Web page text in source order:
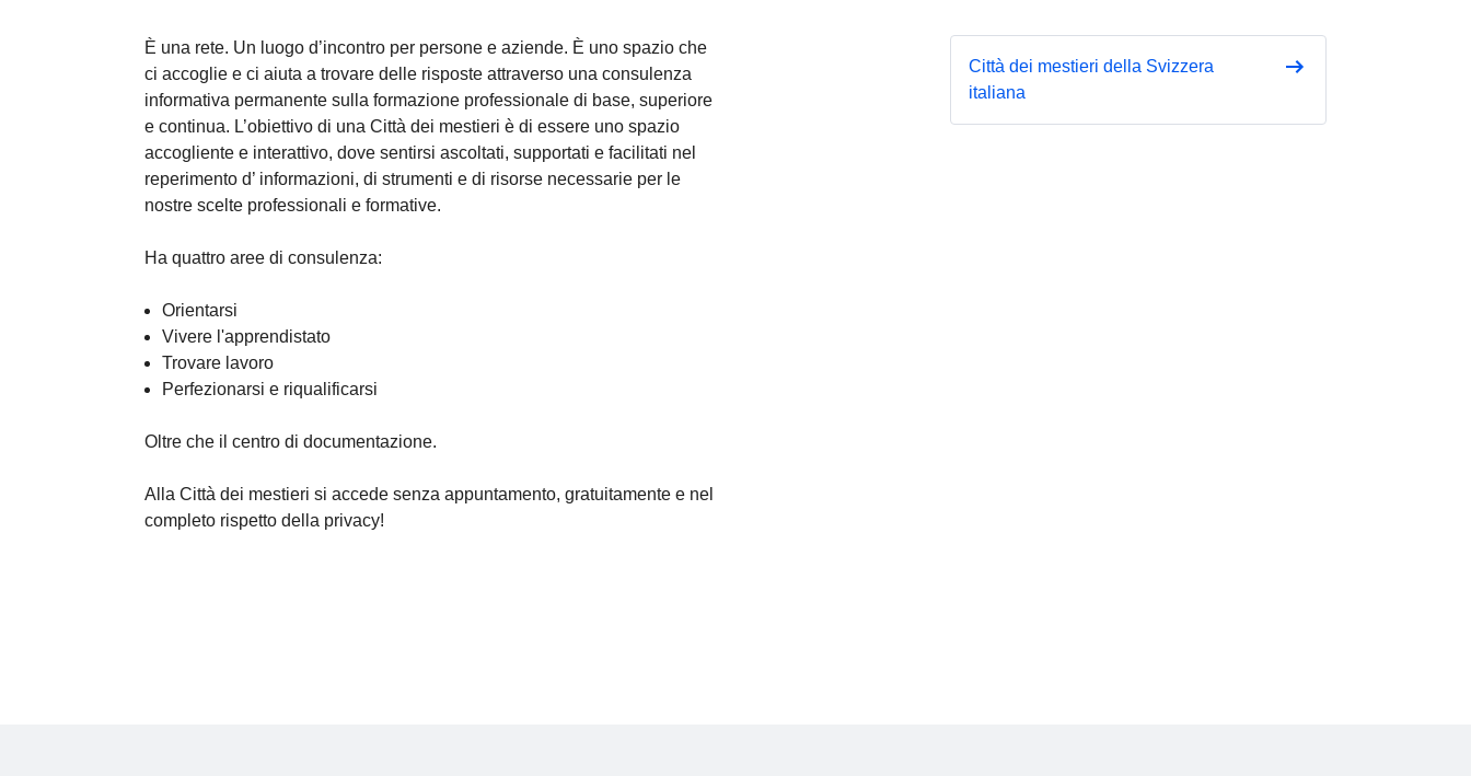
È una rete. Un luogo d’incontro per persone e aziende. È uno spazio che
ci accoglie e ci aiuta a trovare delle risposte attraverso una consulenza
informativa permanente sulla formazione professionale di base, superiore
e continua. L’obiettivo di una Città dei mestieri è di essere uno spazio
accogliente e interattivo, dove sentirsi ascoltati, supportati e facilitati nel
reperimento d’ informazioni, di strumenti e di risorse necessarie per le
nostre scelte professionali e formative.
Ha quattro aree di consulenza:
Orientarsi
Vivere l'apprendistato
Trovare lavoro
Perfezionarsi e riqualificarsi
Oltre che il centro di documentazione.
Alla Città dei mestieri si accede senza appuntamento, gratuitamente e nel
completo rispetto della privacy!
Città dei mestieri della Svizzera
italiana